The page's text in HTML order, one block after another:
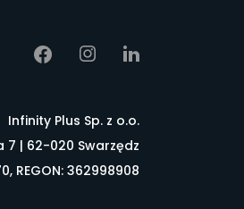
Infinity Plus Sp. z o.o.
7 | 62-020 Swarzędz
REGON: 362998908